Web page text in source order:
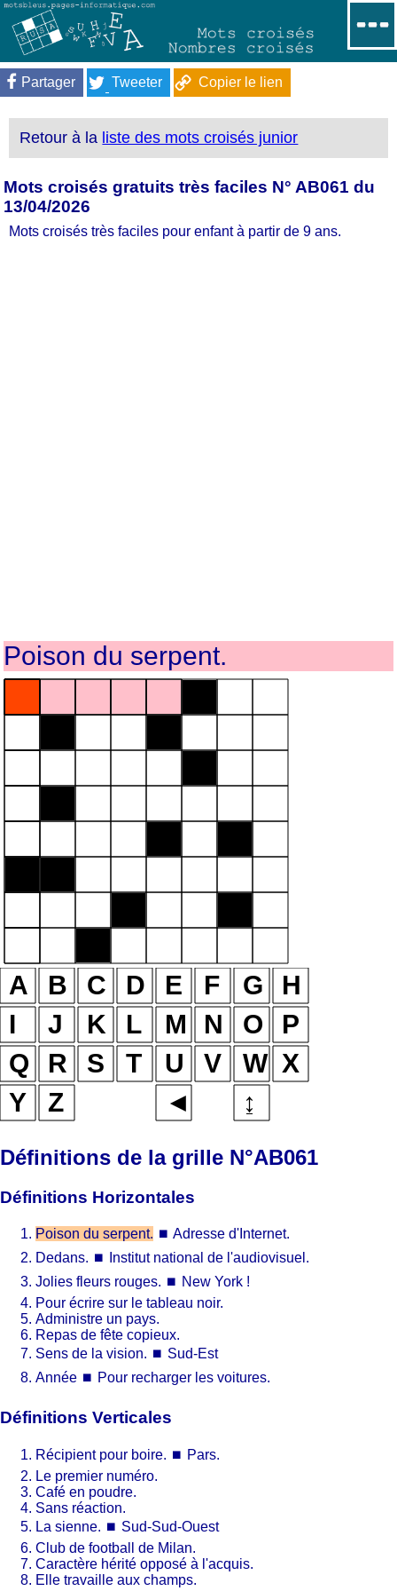
Partager Tweeter Copier le lien
Retour à la liste des mots croisés junior
Mots croisés gratuits très faciles N° AB061 du
13/04/2026
Mots croisés très faciles pour enfant à partir de 9 ans.
Poison du serpent.
Définitions de la grille N°AB061
Définitions Horizontales
Poison du serpent. ⏹ Adresse d'Internet.
Dedans. ⏹
Institut national de l'audiovisuel.
Jolies fleurs rouges. ⏹ New York !
Pour écrire sur le tableau noir.
Administre un pays.
Repas de fête copieux.
Sens de la vision. ⏹ Sud-Est
Année ⏹ Pour recharger les voitures.
Définitions Verticales
Récipient pour boire. ⏹ Pars.
Le premier numéro.
Café en poudre.
Sans réaction.
La sienne. ⏹ Sud-Sud-Ouest
Club de football de Milan.
Caractère hérité opposé à l'acquis.
Elle travaille aux champs.